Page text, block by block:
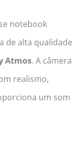
notebook
de alta qualidade
Atmos. A câmera
realismo,
um som